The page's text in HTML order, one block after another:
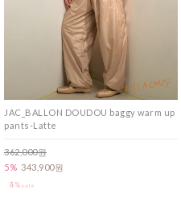
JAC_BALLON DOUDOU baggy warm up
pants-Latte
362,000원
5% 343,900원